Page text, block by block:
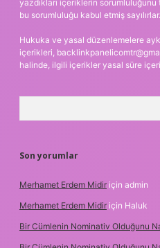
yazdıkları içeriklerin
bu sorumluluğu kabul etmiş sayılırlar.
Hukuka ve yasal düzenlemelere
içerikleri,
halinde, ilgili içerikler yasal süre
Son yorumlar
Merhamet Erdem Midir için admin
Merhamet Erdem Midir için Haluk
Bir Cümlenin Nominativ Olduğunu